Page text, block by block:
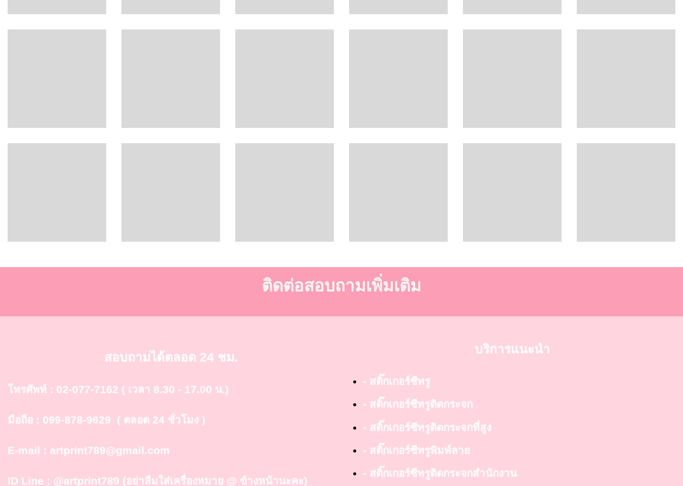
ติดต่อสอบถามเพิ่มเติม
สอบถามได้ตลอด 24 ชม.
โทรศัพท์ : 02-077-7162 ( เวลา 8.30 - 17.00 น.)
มือถือ : 099-878-9629 ( ตลอด 24 ชั่วโมง )
E-mail : artprint789@gmail.com
ID Line : @artprint789 (อย่าลืมใส่เครื่องหมาย @ ข้างหน้านะคะ)
บริการแนะนำ
- สติ๊กเกอร์ซีทรู
- สติ๊กเกอร์ซีทรูติดกระจก
- สติ๊กเกอร์ซีทรูติดกระจกที่สูง
- สติ๊กเกอร์ซีทรูพิมพ์ลาย
- สติ๊กเกอร์ซีทรูติดกระจกสำนักงาน